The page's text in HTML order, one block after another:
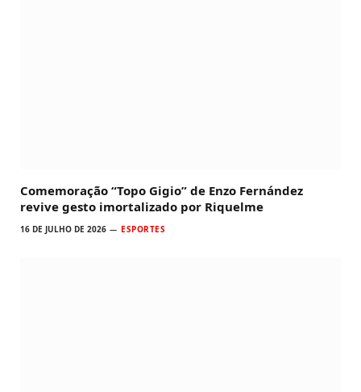
Comemoração “Topo Gigio” de Enzo Fernández
revive gesto imortalizado por Riquelme
16 DE JULHO DE 2026 ESPORTES